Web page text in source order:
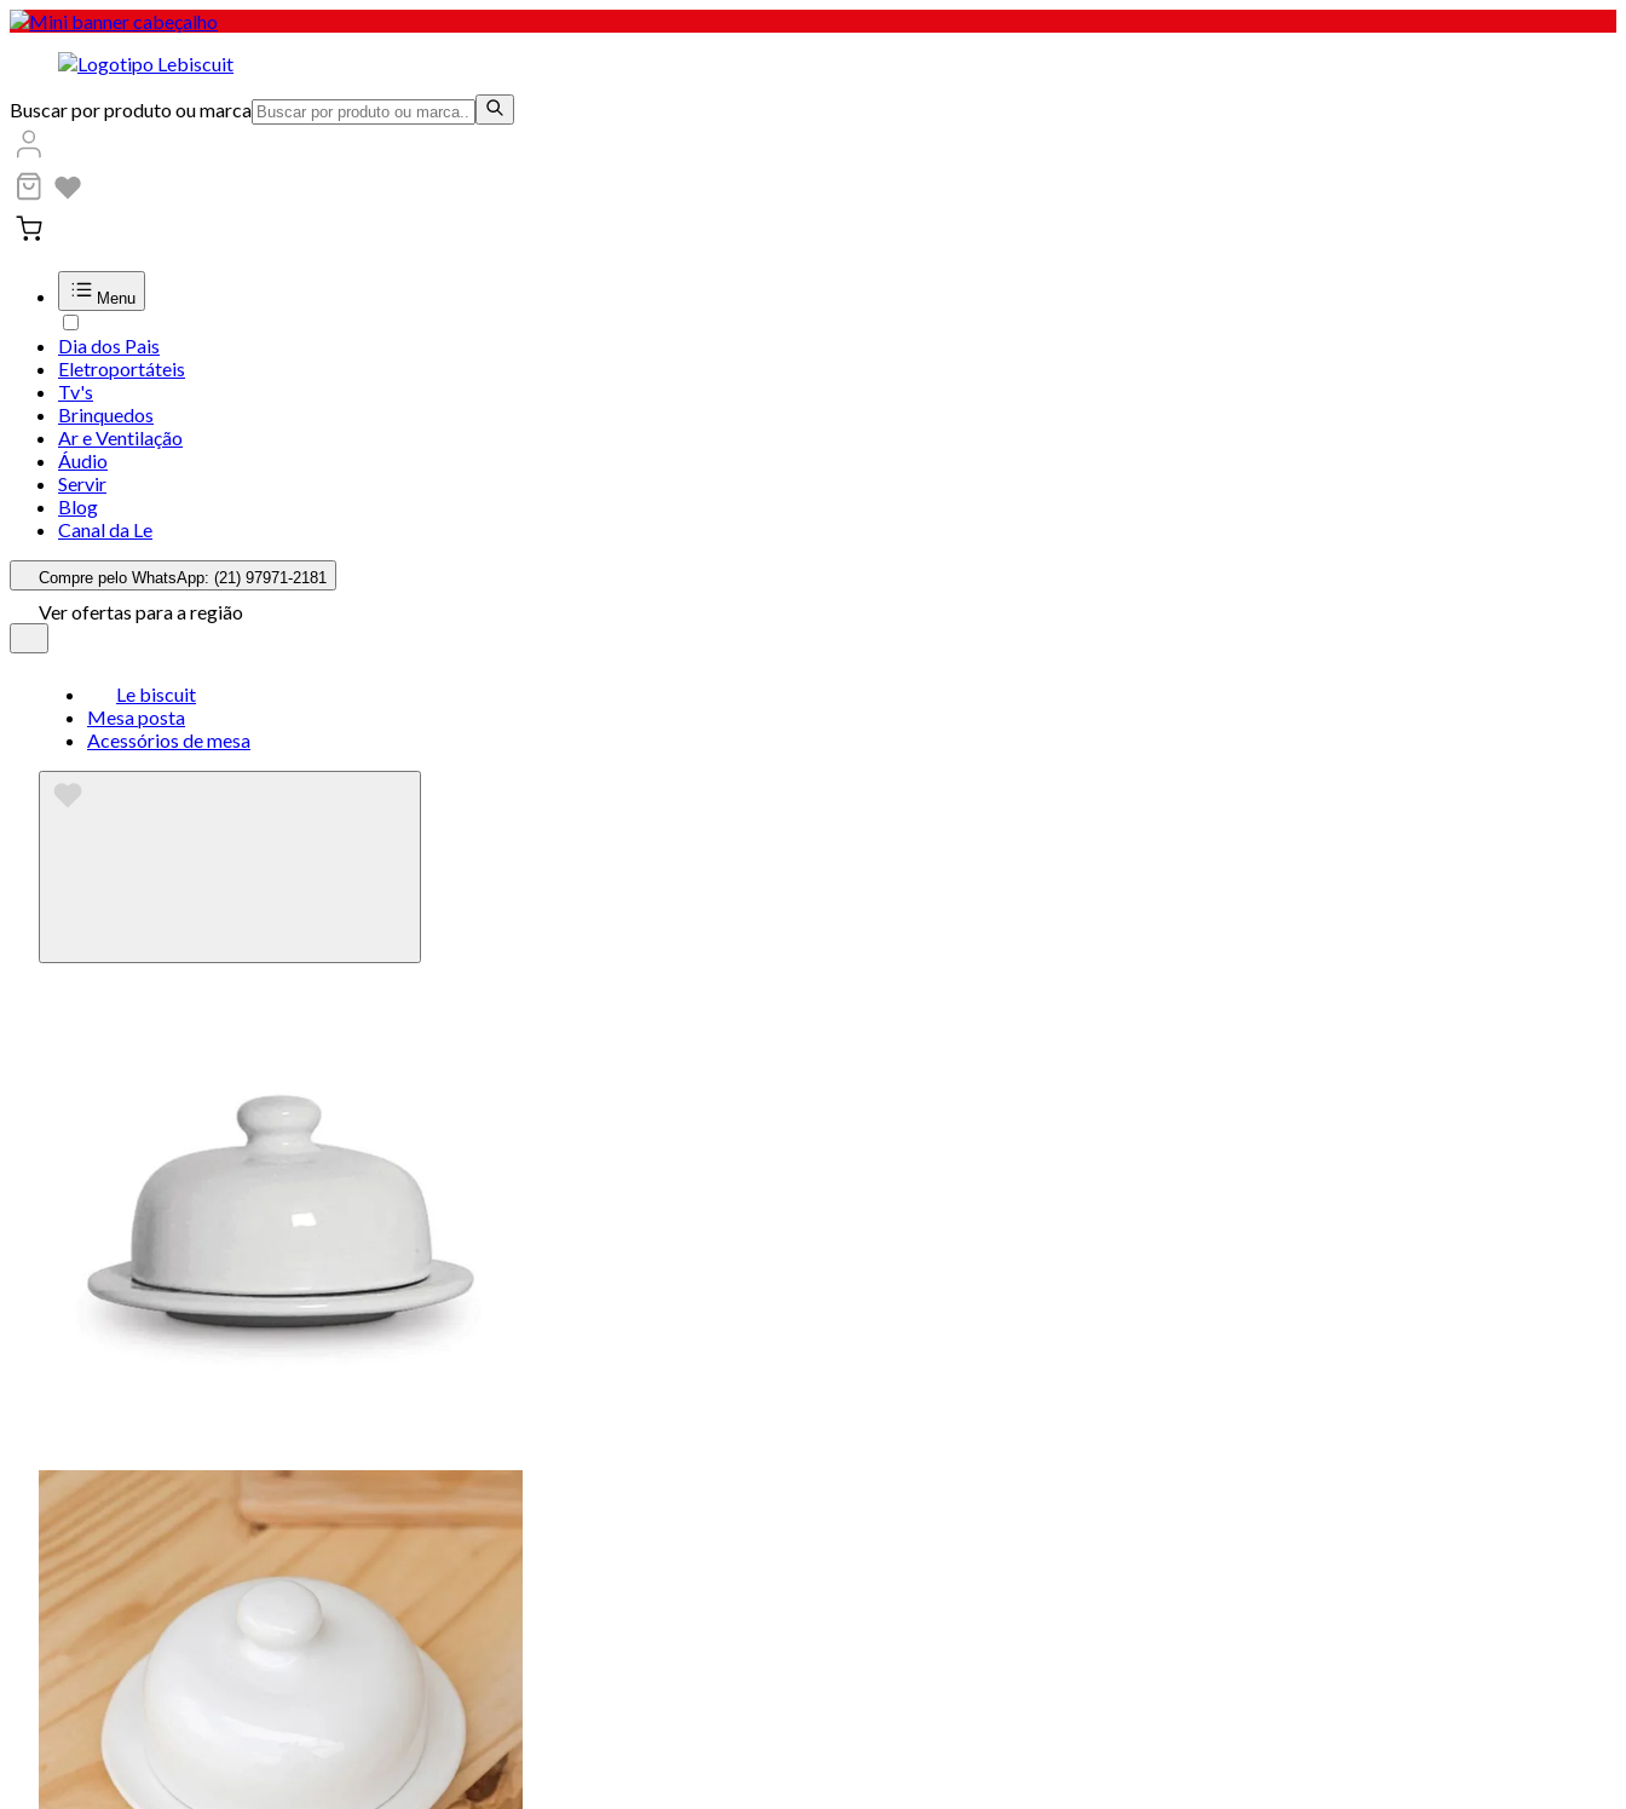
Buscar por produto ou marca
Menu
Dia dos Pais
Eletroportáteis
Tv's
Brinquedos
Ar e Ventilação
Áudio
Servir
Blog
Canal da Le
Compre pelo WhatsApp: (21) 97971-2181
Ver ofertas para a região
Le biscuit
Mesa posta
Acessórios de mesa